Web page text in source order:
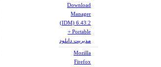
Download
Manager
(IDM) 6.43.2
+ Portable
مدیریت دانلود
Mozilla
Firefox